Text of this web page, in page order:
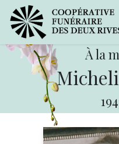
À la